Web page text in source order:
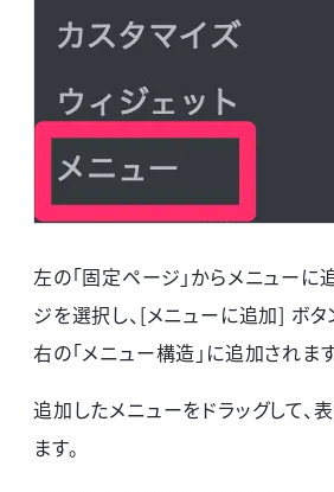
左の「固定ページ」からメニュー
ジを選択し、[メニューに追加] ボタ
右の「メニュー構造」に追加されます
追加したメニューをドラッグして、
ます。